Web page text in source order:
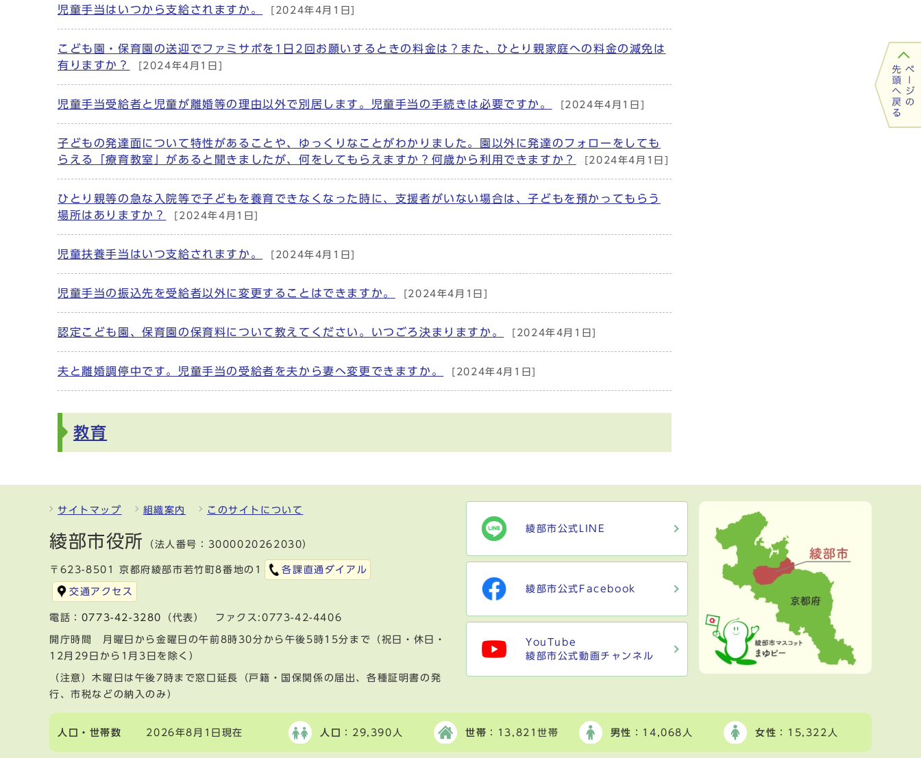
児童手当はいつから支給されますか。 [2024年4月1日]
こども園・保育園の送迎でファミサポを1日2回お願いするときの料金は？また、ひとり親家庭への料金の減免は
有りますか？
[2024年4月1日]
児童手当受給者と児童が離婚等の理由以外で別居します。児童手当の手続きは必要ですか。 [2024年4月1日]
子どもの発達面について特性があることや、ゆっくりなことがわかりました。園以外に発達のフォローをしても
らえる「療育教室」があると聞きましたが、何をしてもらえますか？何歳から利用できますか？
[2024年4月1日]
ひとり親等の急な入院等で子どもを養育できなくなった時に、支援者がいない場合は、子どもを預かってもらう
場所はありますか？
[2024年4月1日]
児童扶養手当はいつ支給されますか。 [2024年4月1日]
児童手当の振込先を受給者以外に変更することはできますか。 [2024年4月1日]
認定こども園、保育園の保育料について教えてください。いつごろ決まりますか。 [2024年4月1日]
夫と離婚調停中です。児童手当の受給者を夫から妻へ変更できますか。 [2024年4月1日]
教育
サイトマップ 組織案内 このサイトについて
綾部市役所 （法人番号：3000020262030）
〒623-8501 京都府綾部市若竹町8番地の1 各課直通ダイアル
交通アクセス
電話： 0773-42-3280 （代表） ファクス:0773-42-4406
開庁時間 月曜日から金曜日の午前8時30分から午後5時15分まで（祝日・休日・
12月29日から1月3日を除く）
（注意）木曜日は午後7時まで窓口延長（戸籍・国保関係の届出、各種証明書の発
行、市税などの納入のみ）
綾部市公式LINE
綾部市公式Facebook
YouTube
綾部市公式動画チャンネル
人口・世帯数 2026年8月1日現在 人口 ：29,390人 世帯 ：13,821世帯 男性 ：14,068人 女性 ：15,322人